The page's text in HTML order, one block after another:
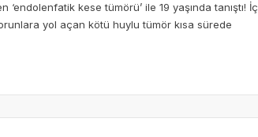
kese tümörü’ ile 19 yaşında tanıştı! İç
yol açan kötü huylu tümör kısa sürede